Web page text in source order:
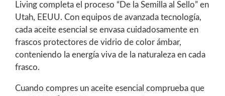
Living completa el proceso “De la Semilla al Sello” en
Utah, EEUU. Con equipos de avanzada tecnología,
cada aceite esencial se envasa cuidadosamente en
frascos protectores de vidrio de color ámbar,
conteniendo la energía viva de la naturaleza en cada
frasco.
Cuando compres un aceite esencial comprueba que